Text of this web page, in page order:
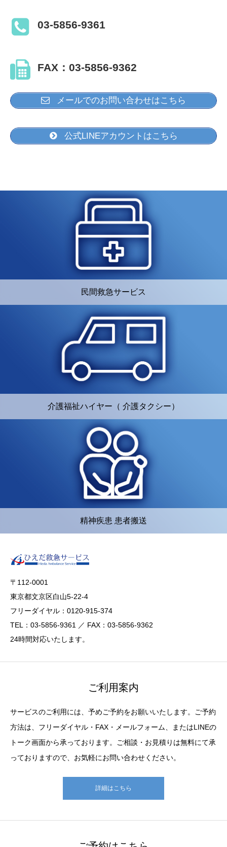
03-5856-9361
FAX：03-5856-9362
メールでのお問い合わせはこちら
公式LINEアカウントはこちら
民間救急サービス
介護福祉ハイヤー（ 介護タクシー）
精神疾患 患者搬送
〒112-0001
東京都文京区白山5-22-4
フリーダイヤル：0120-915-374
TEL：03-5856-9361 ／ FAX：03-5856-9362
24時間対応いたします。
ご利用案内
サービスのご利用には、予めご予約をお願いいたします。ご予約
方法は、フリーダイヤル・FAX・メールフォーム、またはLINEの
トーク画面から承っております。ご相談・お見積りは無料にて承
っておりますので、お気軽にお問い合わせください。
詳細はこちら